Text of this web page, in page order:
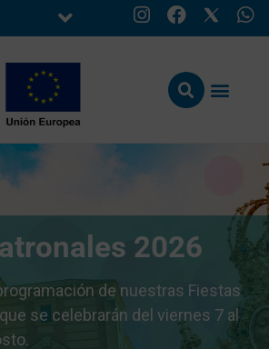
2026
de nuestras Fiestas
se celebrarán del viernes 7 al